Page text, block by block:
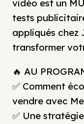
vidéo est un
tests
appliqués chez
transformer
🔥 AU
✅ Comment
vendre avec
✅ Une